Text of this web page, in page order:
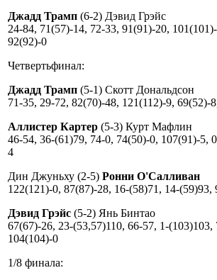
Джадд Трамп (6-2) Дэвид Грэйс
24-84, 71(57)-14, 72-33, 91(91)-20,
92(92)-0
Четвертьфинал:
Джадд Трамп (5-1) Скотт Дональдсон
71-35, 29-72, 82(70)-48, 121(112)-9, 69(52)-
Аллистер Картер (5-3) Курт Мафлин
46-54, 36-(61)79, 74-0, 74(50)-0, 107(91)-5,
4
Дин Джуньху (2-5) Ронни О'Салливан
122(121)-0, 87(87)-28, 16-(58)71, 14-(59)93,
Дэвид Грэйс (5-2) Янь Бинтао
67(67)-26, 23-(53,57)110, 66-57, 1-(103)103,
104(104)-0
1/8 финала: